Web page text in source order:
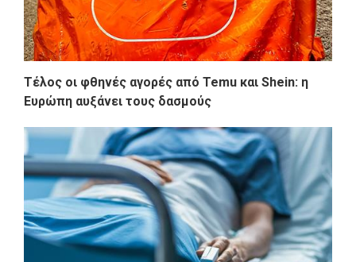
Τέλος οι φθηνές αγορές από Temu και Shein: η
Ευρώπη αυξάνει τους δασμούς